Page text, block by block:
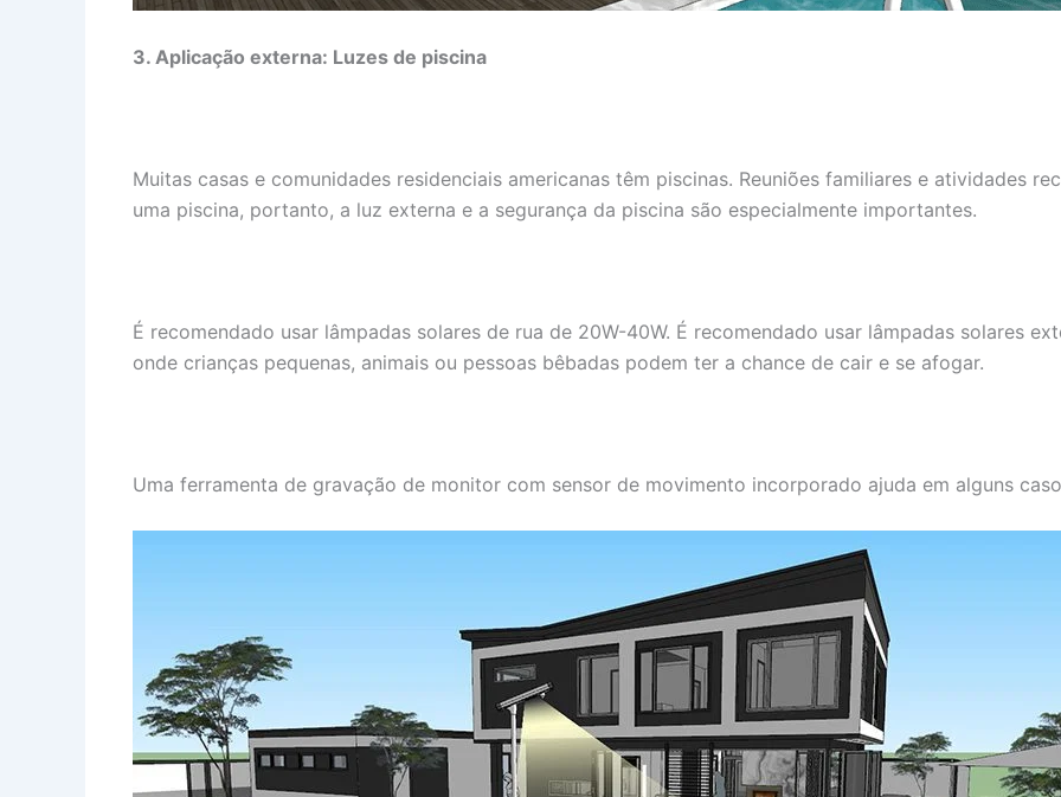
3. Aplicação externa: Luzes de piscina
Muitas casas e comunidades residenciais americanas têm piscinas. Reuniões familiares e atividades
uma piscina, portanto, a luz externa e a segurança da piscina são especialmente importantes.
É recomendado usar lâmpadas solares de rua de 20W-40W. É recomendado usar lâmpadas solares
onde crianças pequenas, animais ou pessoas bêbadas podem ter a chance de cair e se afogar.
Uma ferramenta de gravação de monitor com sensor de movimento incorporado ajuda em alguns